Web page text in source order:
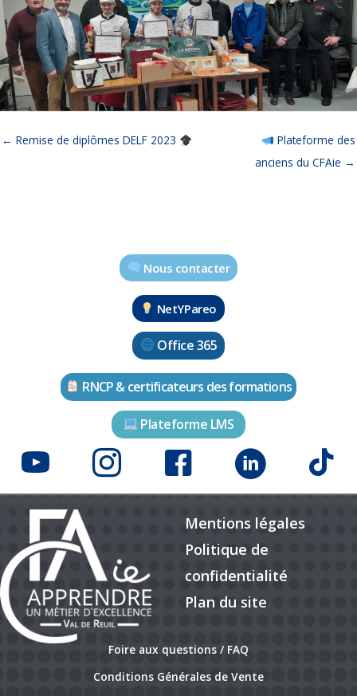
← Remise de diplômes DELF 2023
Plateforme des
anciens du CFAie →
Nous contacter
NetYPareo
Office 365
RNCP & certificateurs des formations
Plateforme LMS
Mentions légales
Politique de
confidentialité
Plan du site
Foire aux questions / FAQ
Conditions Générales de Vente